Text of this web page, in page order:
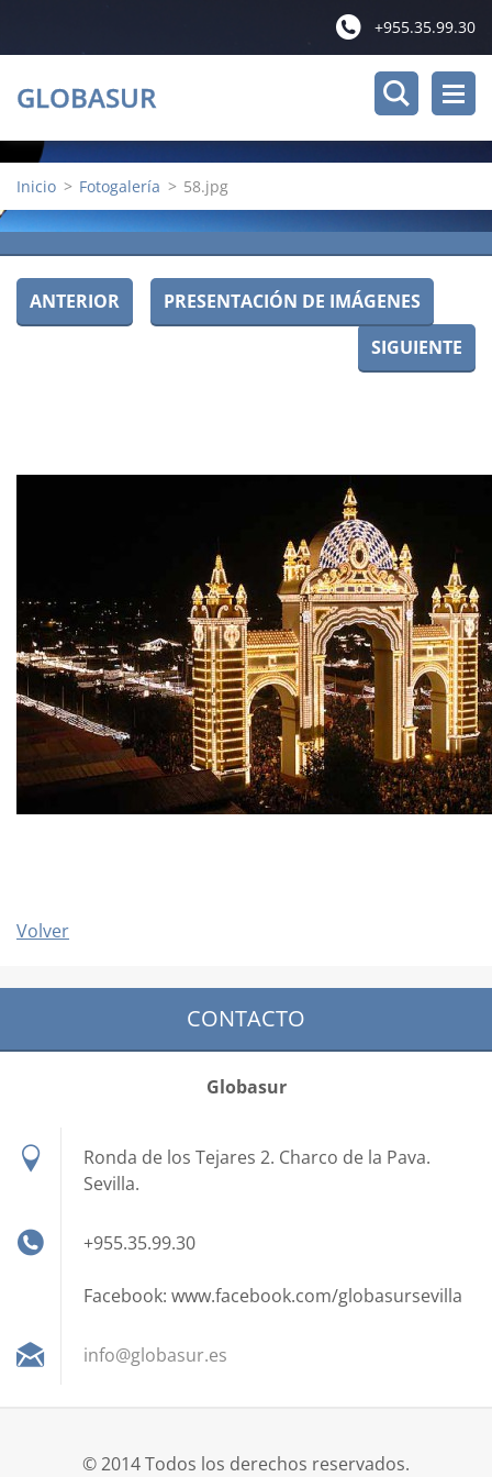
+955.35.99.30
GLOBASUR
Inicio > Fotogalería > 58.jpg
ANTERIOR
PRESENTACIÓN DE IMÁGENES
SIGUIENTE
Volver
CONTACTO
Globasur
Ronda de los Tejares 2. Charco de la Pava.
Sevilla.
+955.35.99.30
Facebook: www.facebook.com/globasursevilla
info@globasur.es
© 2014 Todos los derechos reservados.